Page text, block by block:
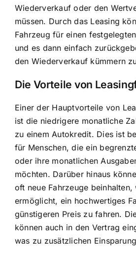
Wiederverkauf oder den
müssen. Durch das Leasing
Fahrzeug für einen
und es dann einfach
den Wiederverkauf kümmern
Die Vorteile von
Einer der Hauptvorteile von
ist die niedrigere monatliche
zu einem Autokredit. Dies ist
für Menschen, die ein
oder ihre monatlichen
möchten. Darüber hinaus
oft neue Fahrzeuge beinhalten,
ermöglicht, ein hochwertiges
günstigeren Preis zu fahren.
können auch in den Vertrag
was zu zusätzlichen